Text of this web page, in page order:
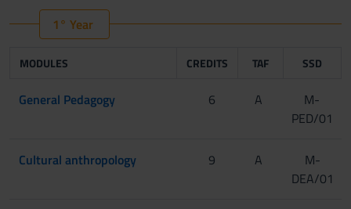
1° Year
MODULES CREDITS TAF SSD
General Pedagogy 6 A
M-
PED/01
Cultural anthropology 9 A
M-
DEA/01